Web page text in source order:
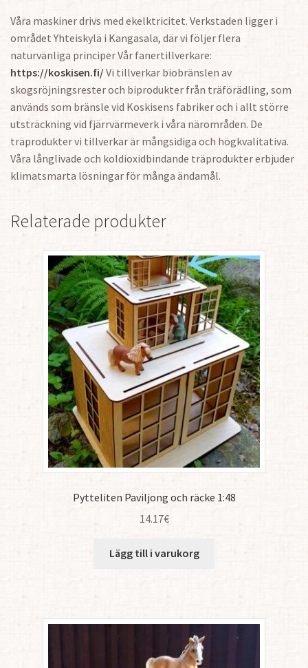
Våra maskiner drivs med ekelktricitet. Verkstaden ligger i
området Yhteiskylä i Kangasala, där vi följer flera
naturvänliga principer Vår fanertillverkare:
https://koskisen.fi/ Vi tillverkar biobränslen av
skogsröjningsrester och biprodukter från träförädling, som
används som bränsle vid Koskisens fabriker och i allt större
utsträckning vid fjärrvärmeverk i våra närområden. De
träprodukter vi tillverkar är mångsidiga och högkvalitativa.
Våra långlivade och koldioxidbindande träprodukter erbjuder
klimatsmarta lösningar för många ändamål.
Relaterade produkter
Pytteliten Paviljong och räcke 1:48
14.17€
Lägg till i varukorg